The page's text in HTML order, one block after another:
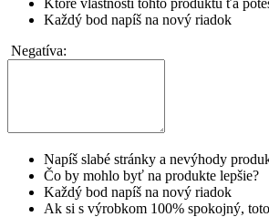
Každý bod napíš na nový riadok
Negatíva:
Napíš slabé stránky a nevýhody
Čo by mohlo byť na produkte lepšie?
Každý bod napíš na nový riadok
Ak si s výrobkom 100% spokojný,